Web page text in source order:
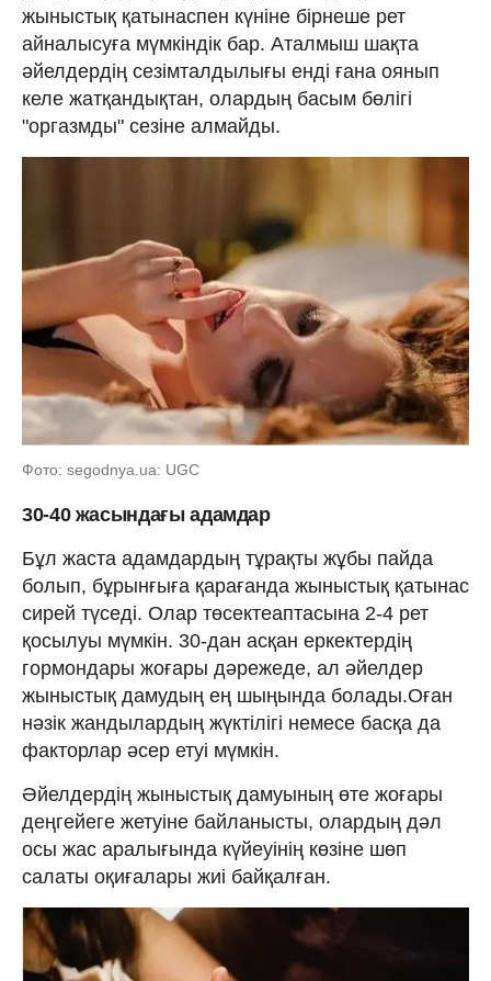
жыныстық қатынаспен күніне бірнеше рет
айналысуға мүмкіндік бар. Аталмыш шақта
әйелдердің сезімталдылығы енді ғана оянып
келе жатқандықтан, олардың басым бөлігі
"оргазмды" сезіне алмайды.
Фото: segodnya.ua: UGC
30-40 жасындағы адамдар
Бұл жаста адамдардың тұрақты жұбы пайда
болып, бұрынғыға қарағанда жыныстық қатынас
сирей түседі. Олар төсектеаптасына 2-4 рет
қосылуы мүмкін. 30-дан асқан еркектердің
гормондары жоғары дәрежеде, ал әйелдер
жыныстық дамудың ең шыңында болады.Оған
нәзік жандылардың жүктілігі немесе басқа да
факторлар әсер етуі мүмкін.
Әйелдердің жыныстық дамуының өте жоғары
деңгейеге жетуіне байланысты, олардың дәл
осы жас аралығында күйеуінің көзіне шөп
салаты оқиғалары жиі байқалған.